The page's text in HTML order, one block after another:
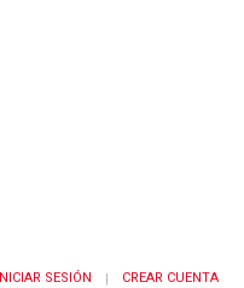
INICIAR SESIÓN CREAR CUENTA